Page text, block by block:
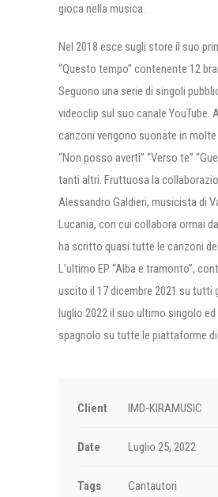
gioca nella musica.
Nel 2018 esce sugli store il suo
“Questo tempo” contenente 12
Seguono una serie di singoli
videoclip sul suo canale YouTube.
canzoni vengono suonate in
“Non posso averti” “Verso te”
tanti altri. Fruttuosa la
Alessandro Galdieri, musicista di
Lucania, con cui collabora ormai
ha scritto quasi tutte le canzoni
L’ultimo EP “Alba e tramonto”,
uscito il 17 dicembre 2021 su tutti
luglio 2022 il suo ultimo singolo ed
spagnolo su tutte le piattaforme
Client IMD-KIRAMUSIC
Date Luglio 25, 2022
Tags Cantautori